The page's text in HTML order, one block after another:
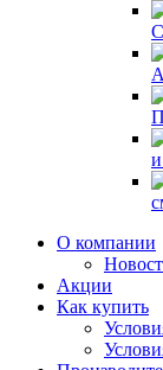
О компании
Акции
Как купить